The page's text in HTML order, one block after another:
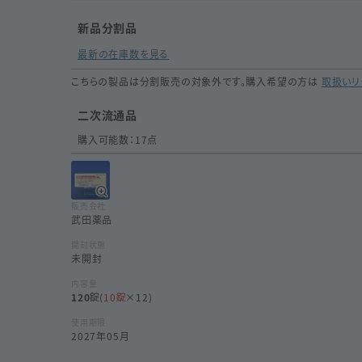
新品分割品
最新の在庫数を見る
こちらの製品は分割販売の対象外です。購入希望の方は 取扱いリ
二次流通品
購入可能数： 17点
武田薬品
未開封
120 (10 ×12)
2027年05月